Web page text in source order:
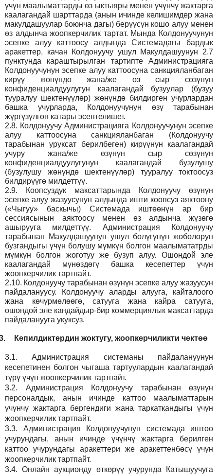
үчүн маалыматтарды өз ыктыяры менен үчүнчү жактарга
каалагандай шарттарда (анын ичинде келишимдер жана
макулдашуулар боюнча дагы) берүүсүн кошо алуу менен
өз алдынча жоопкерчилик тартат. Мында Колдонуучунун
эсепке алуу каттоосу алдында Системадагы бардык
аракеттер, качан Колдонуучу ушул Макулдашуунун 2.7
пунктунда караштырылган тартипте Администрацияга
Колдонуучунун эсепке алуу каттоосуна санкцияланбаган
кирүү жөнүндө жана/же өз сыр сөзүнүн
конфиденциалдуулугун каалагандай бузуулар (бузуу
тууралуу шектенүүлөр) жөнүндө билдирген учурлардан
башка учурларда, Колдонуучунун өзү тарабынан
жүргүзүлгөн катары эсептелишет.
2.8. Колдонуучу Администрацияга Колдонуучунун эсепке
алуу каттоосуна санкцияланбаган (Колдонуучу
тарабынан уруксат берилбеген) кирүүнүн каалагандай
учуру жана/же өзүнүн сыр сөзүнүн
конфиденциалдуулугунун каалагандай бузулушу
(бузулушу жөнүндө шектенүүлөр) тууралуу токтоосуз
билдирүүгө милдеттүү.
2.9.
Коопсуздук максаттарында Колдонуучу өзүнүн
эсепке алуу жазуусунун алдында ишти коопсуз аяктоону
(«Чыгуу» баскычы) Системада иштөөнүн ар бир
сессиясынын аяктоосу менен өз алдынча жүзөгө
ашырууга милдеттүү. Администрация Колдонуучу
тарабынан Макулдашуунун ушул бөлүгүнүн жоболорун
бузгандыгы үчүн болушу мүмкүн болгон маалымататрды
мүмкүн болгон жоготуу же бузуп алуу. Ошондой эле
каалагандай мүнөздөгү башка кесепеттер үчүн
жоопкерчилик тартпайт.
2.10. Колдонуучу тарабынан өзүнүн эсепке алуу жазуусун
пайдалануусу. Колдонуучу аларды алууга, кайталоого
жана көчүрмөлөөгө, сатууга жана кайра сатууга,
ошондой эле кандайдыр-бир коммерциялык максаттарда
пайдаланууга укуксуз.
Кепилдиктердин жоктугу, жоопкерчиликти чектөө
3.1.Администрация системаны пайдалануунун
кесепетинен болгон чыгаша тартуулардын каалагандай
түрү үчүн жоопкерчилик тартпайт.
3.2. Администрация
Колдонуучу тарабынан өзүнүн
персоналдык, анын ичинде каттоо маалыматтарын
үчүнчү жактарга бергендиги жана таркаткандыгы үчүн
жоопкерчилик тартпайт.
3.3. Администрация Колдонуучунун системада иштөө
учурундагы, анын ичинде үчүнчү жактарга берилген
каттоо учурундагы аракеттери же аракеттенбөсү үчүн
жоопкерчилик тартпайт.
3.4.Онлайн аукционду өткөрүү учурунда Катышуучуга